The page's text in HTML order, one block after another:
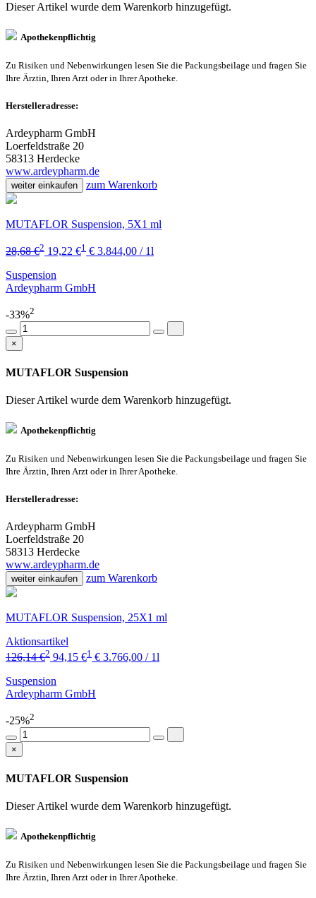
Dieser Artikel wurde dem Warenkorb hinzugefügt.
Apothekenpflichtig
Zu Risiken und Nebenwirkungen lesen Sie die Packungsbeilage und fragen Sie
Ihre Ärztin, Ihren Arzt oder in Ihrer Apotheke.
Herstelleradresse:
Ardeypharm GmbH
Loerfeldstraße 20
58313 Herdecke
www.ardeypharm.de
weiter einkaufen zum Warenkorb
MUTAFLOR Suspension, 5X1 ml
28,68 €2 19,22 €1 € 3.844,00 / 1l
Suspension
Ardeypharm GmbH
-33%2
×
MUTAFLOR Suspension
Dieser Artikel wurde dem Warenkorb hinzugefügt.
Apothekenpflichtig
Zu Risiken und Nebenwirkungen lesen Sie die Packungsbeilage und fragen Sie
Ihre Ärztin, Ihren Arzt oder in Ihrer Apotheke.
Herstelleradresse:
Ardeypharm GmbH
Loerfeldstraße 20
58313 Herdecke
www.ardeypharm.de
weiter einkaufen zum Warenkorb
MUTAFLOR Suspension, 25X1 ml
Aktionsartikel
126,14 €2 94,15 €1 € 3.766,00 / 1l
Suspension
Ardeypharm GmbH
-25%2
×
MUTAFLOR Suspension
Dieser Artikel wurde dem Warenkorb hinzugefügt.
Apothekenpflichtig
Zu Risiken und Nebenwirkungen lesen Sie die Packungsbeilage und fragen Sie
Ihre Ärztin, Ihren Arzt oder in Ihrer Apotheke.